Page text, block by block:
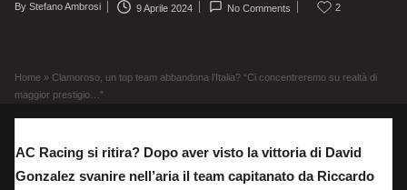
Posted
By Stefano Ambrosi 9 Aprile 2024 No Comments 2
Home » Clamoroso, un top team abbandona l’Italia? “Ci concentreremo su realtà di
maggior prestigio…”
AC Racing si ritira? Dopo aver visto la vittoria di David
Gonzalez svanire nell’aria il team capitanato da Riccardo